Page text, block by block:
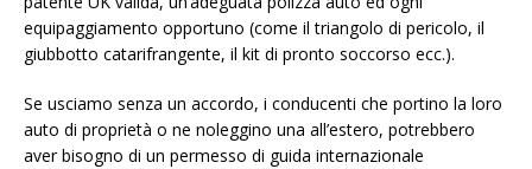
equipaggiamento opportuno (come il triangolo di pericolo, il
giubbotto catarifrangente, il kit di pronto soccorso ecc.).
Se usciamo senza un accordo, i conducenti che portino la loro
auto di proprietà o ne noleggino una all’estero, potrebbero
aver bisogno di un permesso di guida internazionale